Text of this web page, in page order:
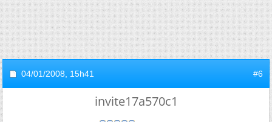
04/01/2008, 15h41 #6
invite17a570c1